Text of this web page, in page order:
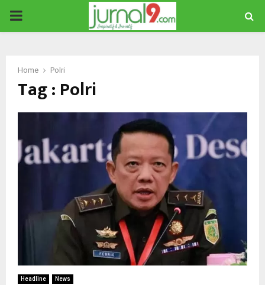
PRIMARY
Home Polri
Tag : Polri
Headline News